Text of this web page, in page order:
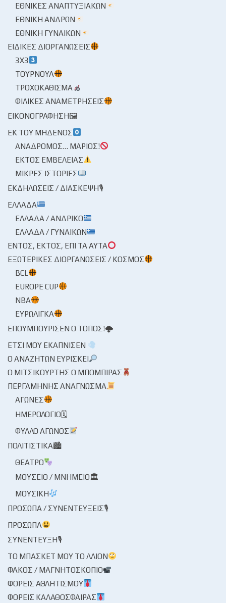
ΕΘΝΙΚΈΣ ΑΝΑΠΤΥΞΙΑΚΏΝ
ΕΘΝΙΚΉ ΑΝΔΡΏΝ
ΕΘΝΙΚΉ ΓΥΝΑΙΚΏΝ
ΕΙΔΙΚΈΣ ΔΙΟΡΓΑΝΏΣΕΙΣ
3X3
ΤΟΥΡΝΟΥΆ
ΤΡΟΧΟΚΆΘΙΣΜΑ
ΦΙΛΙΚΈΣ ΑΝΑΜΕΤΡΉΣΕΙΣ
ΕΙΚΟΝΟΓΡΆΦΗΣΗ🖼
ΕΚ ΤΟΥ ΜΗΔΕΝΌΣ
ΑΝΆΔΡΟΜΟΣ… ΜΆΡΙΟΣ!
ΕΚΤΌΣ ΕΜΒΈΛΕΙΑΣ
ΜΙΚΡΈΣ ΙΣΤΟΡΊΕΣ
ΕΚΔΗΛΏΣΕΙΣ / ΔΙΆΣΚΕΨΗ🎙
ΕΛΛΆΔΑ
ΕΛΛΆΔΑ / ΑΝΔΡΙΚΌ
ΕΛΛΆΔΑ / ΓΥΝΑΙΚΏΝ
ΕΝΤΌΣ, ΕΚΤΌΣ, ΕΠΊ ΤΑ ΑΥΤΆ
ΕΞΩΤΕΡΙΚΈΣ ΔΙΟΡΓΑΝΏΣΕΙΣ / ΚΌΣΜΟΣ
BCL
EUROPE CUP
NBA
ΕΥΡΩΛΊΓΚΑ
ΕΠΟΥΜΠΟΎΡΙΣΕΝ Ο ΤΌΠΟΣ!🌩
ΈΤΣΙ ΜΟΥ ΕΚΆΠΝΙΣΕΝ
Ο ΑΝΑΖΗΤΏΝ ΕΥΡΊΣΚΕΙ
Ο ΜΙΤΣΙΚΟΥΡΤΉΣ Ο ΜΠΌΜΠΙΡΑΣ
ΠΕΡΓΑΜΗΝΉΣ ΑΝΆΓΝΩΣΜΑ
ΑΓΏΝΕΣ
ΗΜΕΡΟΛΌΓΙΟ🗓
ΦΎΛΛΟ ΑΓΏΝΟΣ
ΠΟΛΙΤΙΣΤΙΚΆ🏙
ΘΈΑΤΡΟ
ΜΟΥΣΕΊΟ / ΜΝΗΜΕΊΟ🏛
ΜΟΥΣΙΚΉ
ΠΡΌΣΩΠΑ / ΣΥΝΕΝΤΕΎΞΕΙΣ🎙
ΠΡΌΣΩΠΑ
ΣΥΝΈΝΤΕΥΞΗ🎙
ΤΟ ΜΠΆΣΚΕΤ ΜΟΥ ΤΟ ΛΛΊΟΝ
ΦΑΚΌΣ / ΜΑΓΝΗΤΟΣΚΌΠΙΟ
ΦΟΡΕΊΣ ΑΘΛΗΤΙΣΜΟΎ
ΦΟΡΕΊΣ ΚΑΛΑΘΌΣΦΑΙΡΑΣ